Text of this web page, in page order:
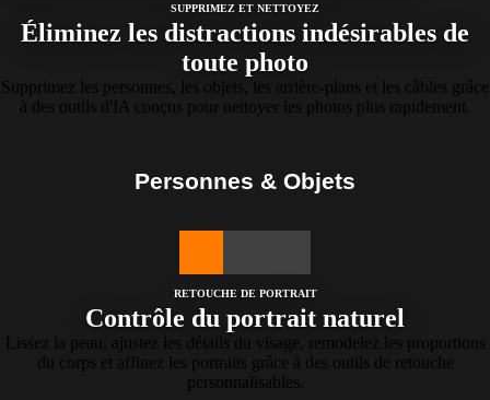
SUPPRIMEZ ET NETTOYEZ
Éliminez les distractions indésirables de
toute photo
Supprimez les personnes, les objets, les arrière-plans et les câbles grâce
à des outils d'IA conçus pour nettoyer les photos plus rapidement.
Personnes & Objets
RETOUCHE DE PORTRAIT
Contrôle du portrait naturel
Lissez la peau, ajustez les détails du visage, remodelez les proportions
du corps et affinez les portraits grâce à des outils de retouche
personnalisables.